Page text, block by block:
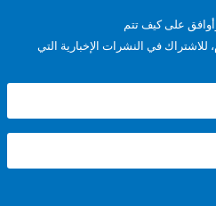
كيف تتم
في النشرات الإخبارية التي